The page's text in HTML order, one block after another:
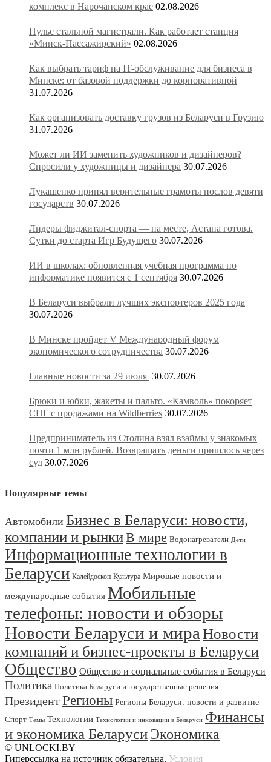
комплекс в Нарочанском крае 02.08.2026
Пульс стальной магистрали. Как работает станция
«Минск-Пассажирский» 02.08.2026
Как выбрать тариф на IT-обслуживание для бизнеса в
Минске: от базовой поддержки до корпоративной
31.07.2026
Как организовать доставку грузов из Беларуси в Грузию
31.07.2026
Может ли ИИ заменить художников и дизайнеров?
Спросили у художницы и дизайнера 30.07.2026
Лукашенко принял верительные грамоты послов девяти
государств 30.07.2026
Лидеры фиджитал-спорта — на месте, Астана готова.
Сутки до старта Игр Будущего 30.07.2026
ИИ в школах: обновленная учебная программа по
информатике появится с 1 сентября 30.07.2026
В Беларуси выбрали лучших экспортеров 2025 года
30.07.2026
В Минске пройдет V Международный форум
экономического сотрудничества 30.07.2026
Главные новости за 29 июля 30.07.2026
Брюки и юбки, жакеты и пальто. «Камволь» покоряет
СНГ с продажами на Wildberries 30.07.2026
Предприниматель из Столина взял взаймы у знакомых
почти 1 млн рублей. Возвращать деньги пришлось через
суд 30.07.2026
Популярные темы
Автомобили Бизнес в Беларуси: новости,
компании и рынкиВ мире Водонагреватели Дети
Информационные технологии в
Беларуси Калейдоскоп Культура Мировые новости и
международные события Мобильные
телефоны: новости и обзоры
Новости Беларуси и мираНовости
компаний и бизнес-проекты в Беларуси
Общество Общество и социальные события в Беларуси
Политика Политика Беларуси и государственные решения
ПрезидентРегионы Регионы Беларуси: новости и развитие
Спорт Темы Технологии Технологии и инновации в Беларуси Финансы
и экономика БеларусиЭкономика
© UNLOCKI.BY
Гиперссылка на источник обязательна. Условия